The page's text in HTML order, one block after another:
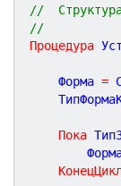
//
//
Процедура
	Форма
=
Пока